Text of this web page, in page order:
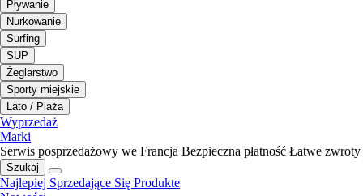
Pływanie
Nurkowanie
Surfing
SUP
Żeglarstwo
Sporty miejskie
Lato / Plaża
Wyprzedaż
Marki
Serwis posprzedażowy we Francja Bezpieczna płatność Łatwe zwroty
Szukaj
Najlepiej Sprzedające Się Produkte